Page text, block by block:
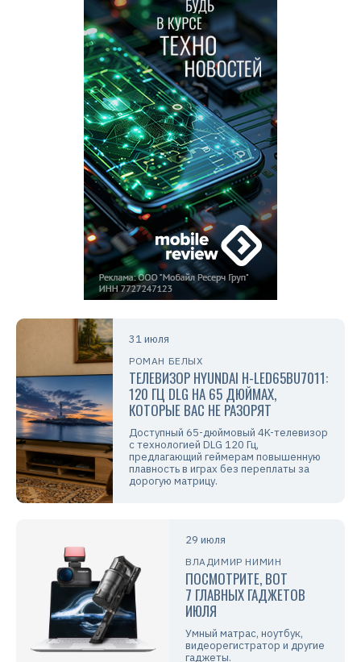
31 июля
РОМАН БЕЛЫХ
ТЕЛЕВИЗОР HYUNDAI H-LED65BU7011:
120 ГЦ DLG НА 65 ДЮЙМАХ,
КОТОРЫЕ ВАС НЕ РАЗОРЯТ
Доступный 65-дюймовый 4K-телевизор
с технологией DLG 120 Гц,
предлагающий геймерам повышенную
плавность в играх без переплаты за
дорогую матрицу.
29 июля
ВЛАДИМИР НИМИН
ПОСМОТРИТЕ, ВОТ
7 ГЛАВНЫХ ГАДЖЕТОВ
ИЮЛЯ
Умный матрас, ноутбук,
видеорегистратор и другие
гаджеты.